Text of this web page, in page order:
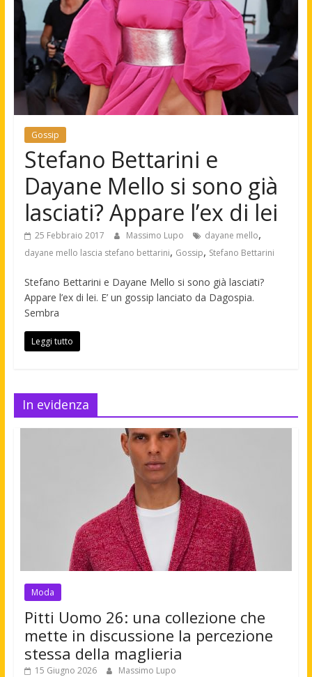
Gossip
Stefano Bettarini e
Dayane Mello si sono già
lasciati? Appare l’ex di lei
25 Febbraio 2017 Massimo Lupo dayane mello,
dayane mello lascia stefano bettarini, Gossip, Stefano Bettarini
Stefano Bettarini e Dayane Mello si sono già lasciati?
Appare l’ex di lei. E’ un gossip lanciato da Dagospia.
Sembra
Leggi tutto
In evidenza
Moda
Pitti Uomo 26: una collezione che
mette in discussione la percezione
stessa della maglieria
15 Giugno 2026 Massimo Lupo